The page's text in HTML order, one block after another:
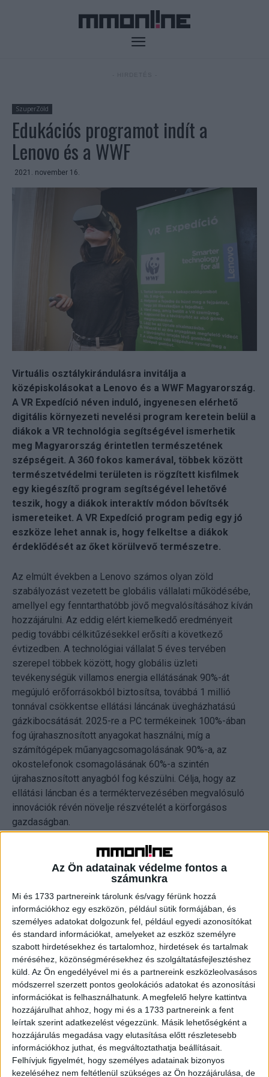
Az Ön adatainak védelme fontos a
számunkra
Mi és 1733 partnereink tárolunk és/vagy férünk hozzá
információkhoz egy eszközön, például sütik formájában, és
személyes adatokat dolgozunk fel, például egyedi azonosítókat
és standard információkat, amelyeket az eszköz személyre
szabott hirdetésekhez és tartalomhoz, hirdetések és tartalmak
méréséhez, közönségmérésekhez és szolgáltatásfejlesztéshez
küld. Az Ön engedélyével mi és a partnereink eszközleolvasásos
módszerrel szerzett pontos geolokációs adatokat és azonosítási
információkat is felhasználhatunk. A megfelelő helyre kattintva
hozzájárulhat ahhoz, hogy mi és a 1733 partnereink a fent
leírtak szerint adatkezelést végezzünk. Másik lehetőségként a
hozzájárulás megadása vagy elutasítása előtt részletesebb
információkhoz juthat, és megváltoztathatja beállításait.
Felhívjuk figyelmét, hogy személyes adatainak bizonyos
kezeléséhez nem feltétlenül szükséges az Ön hozzájárulása, de
SzuperZöld
Edukációs programot indít a
Lenovo és a WWF
2021. november 16.
Virtuális osztálykirándulásra invitálja a
középiskolásokat a Lenovo és a WWF Magyarország.
A VR Expedíció néven induló, ingyenesen elérhető
digitális környezeti nevelési program keretein belül a
diákok a VR technológia segítségével ismerhetik
meg Magyarország érintetlen természetének
szépségeit. A 360 fokos kamerával, többek között
természetvédelmi területen is rögzített kisfilmek
egy kiegészítő program segítségével lehetővé
teszik, hogy a diákok interaktív módon bővítsék
ismereteiket. A VR Expedíció program pedig egy jó
eszköze lehet annak is, hogy felkeltse a diákok
érdeklődését az őket körülvevő természetre.
Az elmúlt években a Lenovo számos olyan zöld
szabályozást vezetett be globális vállalati működésébe,
amellyel egy fenntarthatóbb jövő megvalósításához kíván
hozzájárulni. Az eddig elért kiemelkedő eredményeit
pedig további célkitűzésekkel erősíti a következő
évtizedben. A technológiai vállalat 5 éves tervében
szerepel többek között, hogy globális üzleti
tevékenységük villamos energia ellátásának 90%-át
megújuló erőforrásokból biztosítsa, továbbá 1 millió
tonnával csökkentse ellátási láncának üvegházhatású
gázkibocsátását. 2025-re a PC termékeinek 100%-ában
fog újrahasznosított anyagokat használni, míg a
számítógépek műanyagcsomagolásának 90%-a, az
okostelefonok csomagolásának 60%-a szintén
újrahasznosított anyagból fog készülni. Célja, hogy az
ellátási láncban és a terméktervezésében megvalósuló
innovációk révén növelje részvételét a körforgásos
gazdaságban.
A természetvédelem és a fenntarthatóság elkötelezett
híveként a Lenovo Magyarország hazai szinten a WWF
Magyarország segítségével ezúttal a fiatal generáció
környezettudatosságának növelésében kíván szerepet
vállalni. A VR Expedíció ingyenesen elérhető, digitális
környezeti nevelési program keretein belül a diákok –
elsősorban a 15-16 éves korosztály – a VR technológia
segítségével ismerhetik meg az érintetlen természet
szépségeit.
„Azt tapasztaljuk, hogy a fiatal generáció az, amely igazán
fogékony a fenntarthatóság témakörére és egyben
nyitottabbak is arra, hogy környezettudatosan éljék
mindennapjaikat. Ugyanakkor ez a generáció abban is
szerepet játszhat, hogy felhívják a náluk idősebbek
figyelmét is arra, hogy a jövőnk érdekében környezetünk